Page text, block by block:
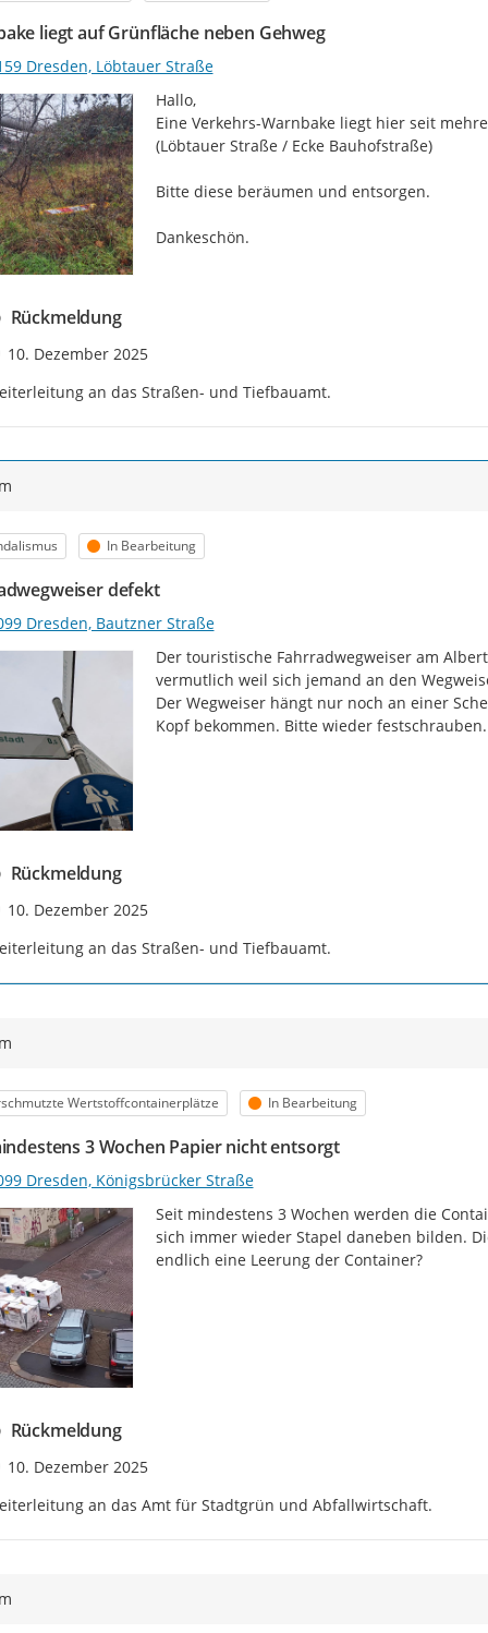
liegt auf Grünfläche neben Gehweg
Dresden, Löbtauer Straße
Hallo,
Eine Verkehrs-Warnbake liegt hier seit
(Löbtauer Straße / Ecke Bauhofstraße)
Bitte diese beräumen und entsorgen.
Dankeschön.
Rückmeldung
Zeitpunkt des Erstellens
10. Dezember 2025
an das Straßen- und Tiefbauamt.
Status
In Bearbeitung
defekt
Dresden, Bautzner Straße
Der touristische Fahrradwegweiser am
vermutlich weil sich jemand an den
Der Wegweiser hängt nur noch an einer
Kopf bekommen. Bitte wieder
Rückmeldung
Zeitpunkt des Erstellens
10. Dezember 2025
an das Straßen- und Tiefbauamt.
Wertstoffcontainerplätze Status
In Bearbeitung
3 Wochen Papier nicht entsorgt
Dresden, Königsbrücker Straße
Seit mindestens 3 Wochen werden die
sich immer wieder Stapel daneben bilden.
endlich eine Leerung der Container?
Rückmeldung
Zeitpunkt des Erstellens
10. Dezember 2025
an das Amt für Stadtgrün und Abfallwirtschaft.